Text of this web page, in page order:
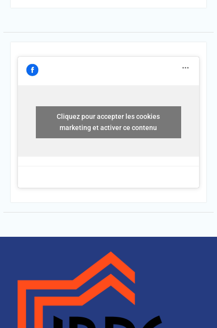
Cliquez pour accepter les cookies
marketing et activer ce contenu